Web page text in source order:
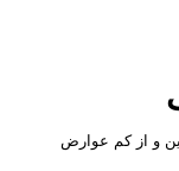
و از کم عوارض